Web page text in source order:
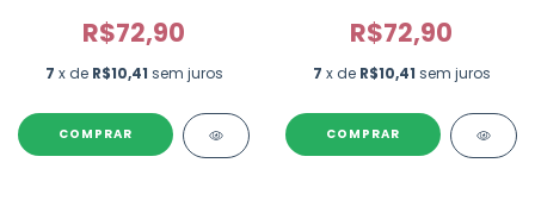
R$72,90
7 x de R$10,41 sem juros
R$72,90
7 x de R$10,41 sem juros